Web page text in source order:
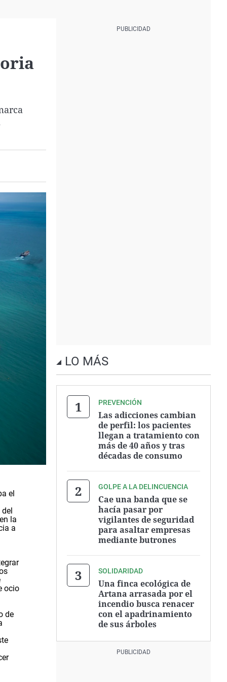
el
la
a
ocio
de
LO MÁS
PREVENCIÓN
Las adicciones cambian
de perfil: los pacientes
llegan a tratamiento con
más de 40 años y tras
décadas de consumo
GOLPE A LA DELINCUENCIA
Cae una banda que se
hacía pasar por
vigilantes de seguridad
para asaltar empresas
mediante butrones
SOLIDARIDAD
Una finca ecológica de
Artana arrasada por el
incendio busca renacer
con el apadrinamiento
de sus árboles